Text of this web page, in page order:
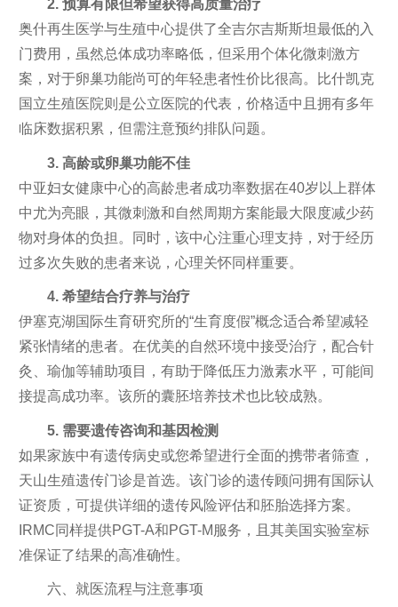
2. 预算有限但希望获得高质量治疗
奥什再生医学与生殖中心提供了全吉尔吉斯斯坦最低的入
门费用，虽然总体成功率略低，但采用个体化微刺激方
案，对于卵巢功能尚可的年轻患者性价比很高。比什凯克
国立生殖医院则是公立医院的代表，价格适中且拥有多年
临床数据积累，但需注意预约排队问题。
3. 高龄或卵巢功能不佳
中亚妇女健康中心的高龄患者成功率数据在40岁以上群体
中尤为亮眼，其微刺激和自然周期方案能最大限度减少药
物对身体的负担。同时，该中心注重心理支持，对于经历
过多次失败的患者来说，心理关怀同样重要。
4. 希望结合疗养与治疗
伊塞克湖国际生育研究所的“生育度假”概念适合希望减轻
紧张情绪的患者。在优美的自然环境中接受治疗，配合针
灸、瑜伽等辅助项目，有助于降低压力激素水平，可能间
接提高成功率。该所的囊胚培养技术也比较成熟。
5. 需要遗传咨询和基因检测
如果家族中有遗传病史或您希望进行全面的携带者筛查，
天山生殖遗传门诊是首选。该门诊的遗传顾问拥有国际认
证资质，可提供详细的遗传风险评估和胚胎选择方案。
IRMC同样提供PGT-A和PGT-M服务，且其美国实验室标
准保证了结果的高准确性。
六、就医流程与注意事项